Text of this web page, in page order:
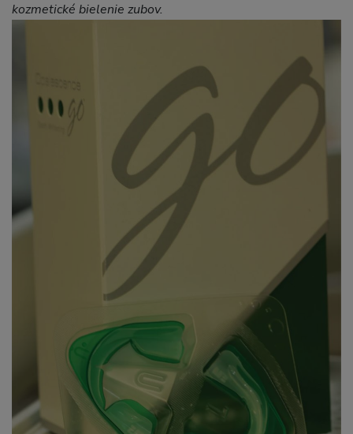
kozmetické bielenie zubov.